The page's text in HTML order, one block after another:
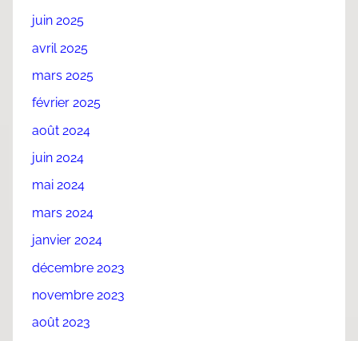
juin 2025
avril 2025
mars 2025
février 2025
août 2024
juin 2024
mai 2024
mars 2024
janvier 2024
décembre 2023
novembre 2023
août 2023